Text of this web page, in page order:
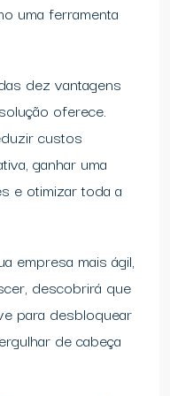
uma ferramenta
dez vantagens
oferece.
custos
ganhar uma
e otimizar toda a
empresa mais ágil,
descobrirá que
para desbloquear
de cabeça